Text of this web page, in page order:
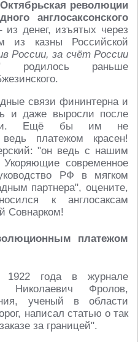
революции
англосаксонского
денег, изъятых через
из казны Российской
России, за счёт России
родилось раньше
связи фининтерна и
и даже выросли после
Ещё бы им не
платежом красен!
"он ведь с нашим
современное
РФ в мягком
партнера", оцените,
к англосаксам
Совнарком!
платежом
года в журнале
Николаевич Фролов,
ученый в области
написал статью о так
за границей".